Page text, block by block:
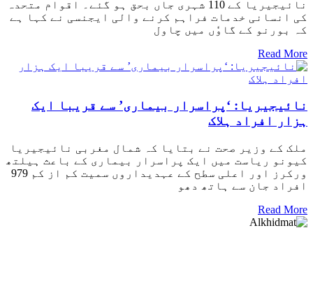
نائیجیریا کے 110 شہری جاں بحق ہو گئے۔ اقوام متحدہ
کی انسانی خدمات فراہم کرنے والی ایجنسی نے کہا ہے
کہ بورنو کے گاوٗں میں چاول
Read More
نائیجیریا: ‘پراسرار بیماری’ سے قریبا ایک
ہزار افراد ہلاک
ملک کے وزیر صحت نے بتایا کہ شمال مغربی نائیجیریا
کیونو ریاست میں ایک پراسرار بیماری کے باعث ہیلتھ
ورکرز اور اعلی سطح کے عہدیداروں سمیت کم از کم 979
افراد جان سے ہاتھ دھو
Read More